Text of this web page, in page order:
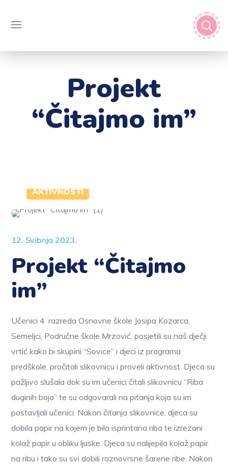
Projekt
“Čitajmo im”
AKTIVNOSTI
12. Svibnja 2023.
Projekt “Čitajmo
im”
Učenici 4. razreda Osnovne škole Josipa Kozarca,
Semeljci, Područne škole Mrzović, posjetili su naš dječji
vrtić kako bi skupini “Sovice” i djeci iz programa
predškole, pročitali slikovnicu i proveli aktivnost. Djeca su
pažljivo slušala dok su im učenici čitali slikovnicu “Riba
duginih boja” te su odgovarali na pitanja koja su im
postavljali učenici. Nakon čitanja slikovnice, djeca su
dobila papir na kojem je bila isprintana riba te izrezani
kolaž papir u obliku ljuske. Djeca su nalijepila kolaž papir
na ribu i tako su svi dobili raznovrsne šarene ribe. Nakon